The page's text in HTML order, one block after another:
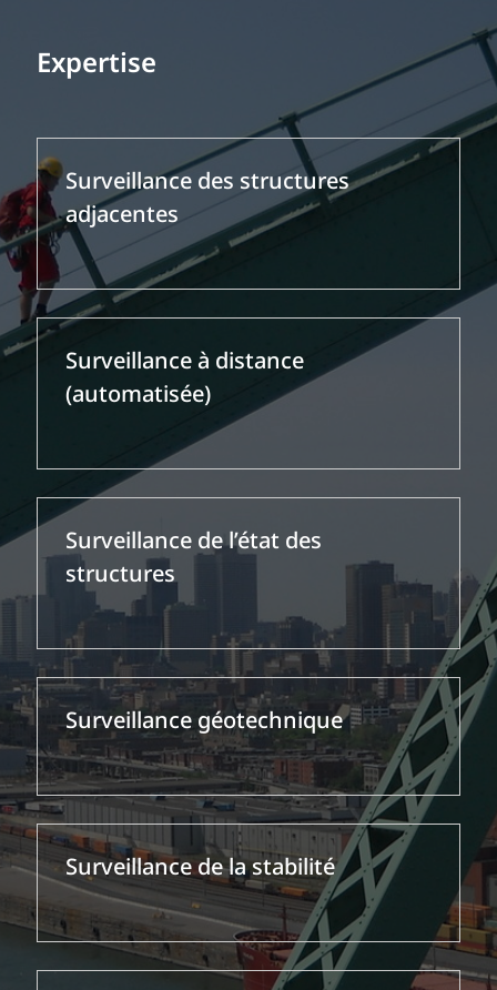
Expertise
Surveillance des structures
adjacentes
Surveillance à distance
(automatisée)
Surveillance de l’état des
structures
Surveillance géotechnique
Surveillance de la stabilité